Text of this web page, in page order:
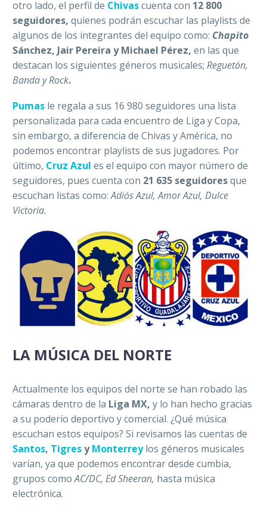
otro lado, el perfil de Chivascuenta con 12 800
seguidores, quienes podrán escuchar las playlists de
algunos de los integrantes del equipo como: Chapito
Sánchez, Jair Pereira y Michael Pérez, en las que
destacan los siguientes géneros musicales; Reguetón,
Banda y Rock.
Pumas le regala a sus 16 980 seguidores una lista
personalizada para cada encuentro de Liga y Copa,
sin embargo, a diferencia de Chivas y América, no
podemos encontrar playlists de sus jugadores. Por
último, Cruz Azul es el equipo con mayor número de
seguidores, pues cuenta con 21 635 seguidoresque
escuchan listas como:Adiós Azul, Amor Azul, Dulce
Victoria.
LA MÚSICA DEL NORTE
Actualmente los equipos del norte se han robado las
cámaras dentro de la Liga MX, y lo han hecho gracias
a su poderío deportivo y comercial. ¿Qué música
escuchan estos equipos? Si revisamos las cuentas de
Santos, TigresyMonterreylos géneros musicales
varían, ya que podemos encontrar desde cumbia,
grupos comoAC/DC, Ed Sheeran, hasta música
electrónica.